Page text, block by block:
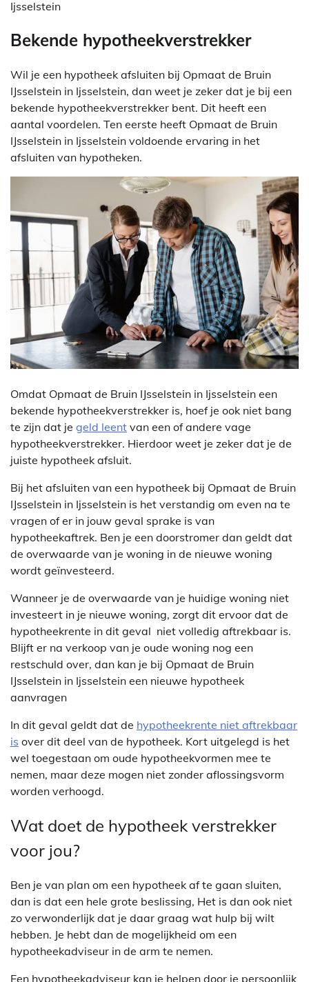
Ijsselstein
Bekende hypotheekverstrekker
Wil je een hypotheek afsluiten bij Opmaat de Bruin
IJsselstein in Ijsselstein, dan weet je zeker dat je bij een
bekende hypotheekverstrekker bent. Dit heeft een
aantal voordelen. Ten eerste heeft Opmaat de Bruin
IJsselstein in Ijsselstein voldoende ervaring in het
afsluiten van hypotheken.
Omdat Opmaat de Bruin IJsselstein in Ijsselstein een
bekende hypotheekverstrekker is, hoef je ook niet bang
te zijn dat je geld leent van een of andere vage
hypotheekverstrekker. Hierdoor weet je zeker dat je de
juiste hypotheek afsluit.
Bij het afsluiten van een hypotheek bij Opmaat de Bruin
IJsselstein in Ijsselstein is het verstandig om even na te
vragen of er in jouw geval sprake is van
hypotheekaftrek. Ben je een doorstromer dan geldt dat
de overwaarde van je woning in de nieuwe woning
wordt geïnvesteerd.
Wanneer je de overwaarde van je huidige woning niet
investeert in je nieuwe woning, zorgt dit ervoor dat de
hypotheekrente in dit geval niet volledig aftrekbaar is.
Blijft er na verkoop van je oude woning nog een
restschuld over, dan kan je bij Opmaat de Bruin
IJsselstein in Ijsselstein een nieuwe hypotheek
aanvragen
In dit geval geldt dat de hypotheekrente niet aftrekbaar
is over dit deel van de hypotheek. Kort uitgelegd is het
wel toegestaan om oude hypotheekvormen mee te
nemen, maar deze mogen niet zonder aflossingsvorm
worden verhoogd.
Wat doet de hypotheek verstrekker
voor jou?
Ben je van plan om een hypotheek af te gaan sluiten,
dan is dat een hele grote beslissing, Het is dan ook niet
zo verwonderlijk dat je daar graag wat hulp bij wilt
hebben. Je hebt dan de mogelijkheid om een
hypotheekadviseur in de arm te nemen.
Een hypotheekadviseur kan je helpen door je persoonlijk